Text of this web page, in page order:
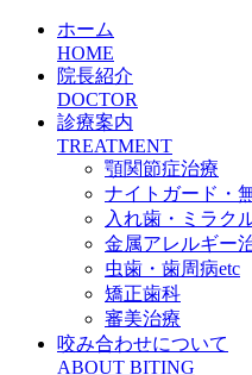
ホーム
HOME
院長紹介
DOCTOR
診療案内
TREATMENT
顎関節症治療
ナイトガード・
入れ歯・ミラク
金属アレルギー
虫歯・歯周病etc
矯正歯科
審美治療
咬み合わせについて
ABOUT BITING